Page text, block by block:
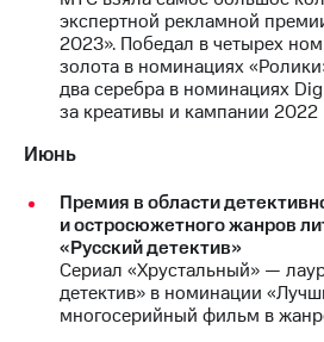
МТС
о технологиях
Достижения
Финансовая
отчетность
Контакты
Новости
экспертной рекламной
2023». Победал в четырех
золота в номинациях
два серебра в номинациях
за креативы и кампании 2022
Июнь
Премия в области
и остросюжетного жанров
«Русский детектив»
Сериал «Хрустальный» —
детектив» в номинации
многосерийный фильм в